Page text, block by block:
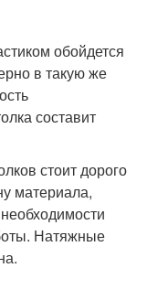
обойдется
в такую же
составит
стоит дорого
материала,
Натяжные